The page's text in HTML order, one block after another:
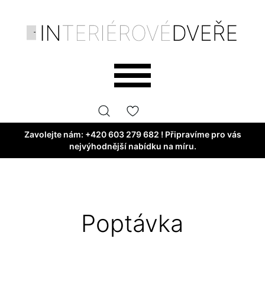
Zavolejte nám: +420 603 279 682 ! Připravíme pro vás
nejvýhodnější nabídku na míru.
Poptávka